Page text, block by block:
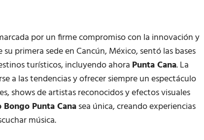
por un firme compromiso con la innovación y
primera sede en Cancún, México, sentó las bases
turísticos, incluyendo ahora Punta Cana. La
a las tendencias y ofrecer siempre un espectáculo
shows de artistas reconocidos y efectos visuales
Bongo Punta Canasea única, creando experiencias
música.